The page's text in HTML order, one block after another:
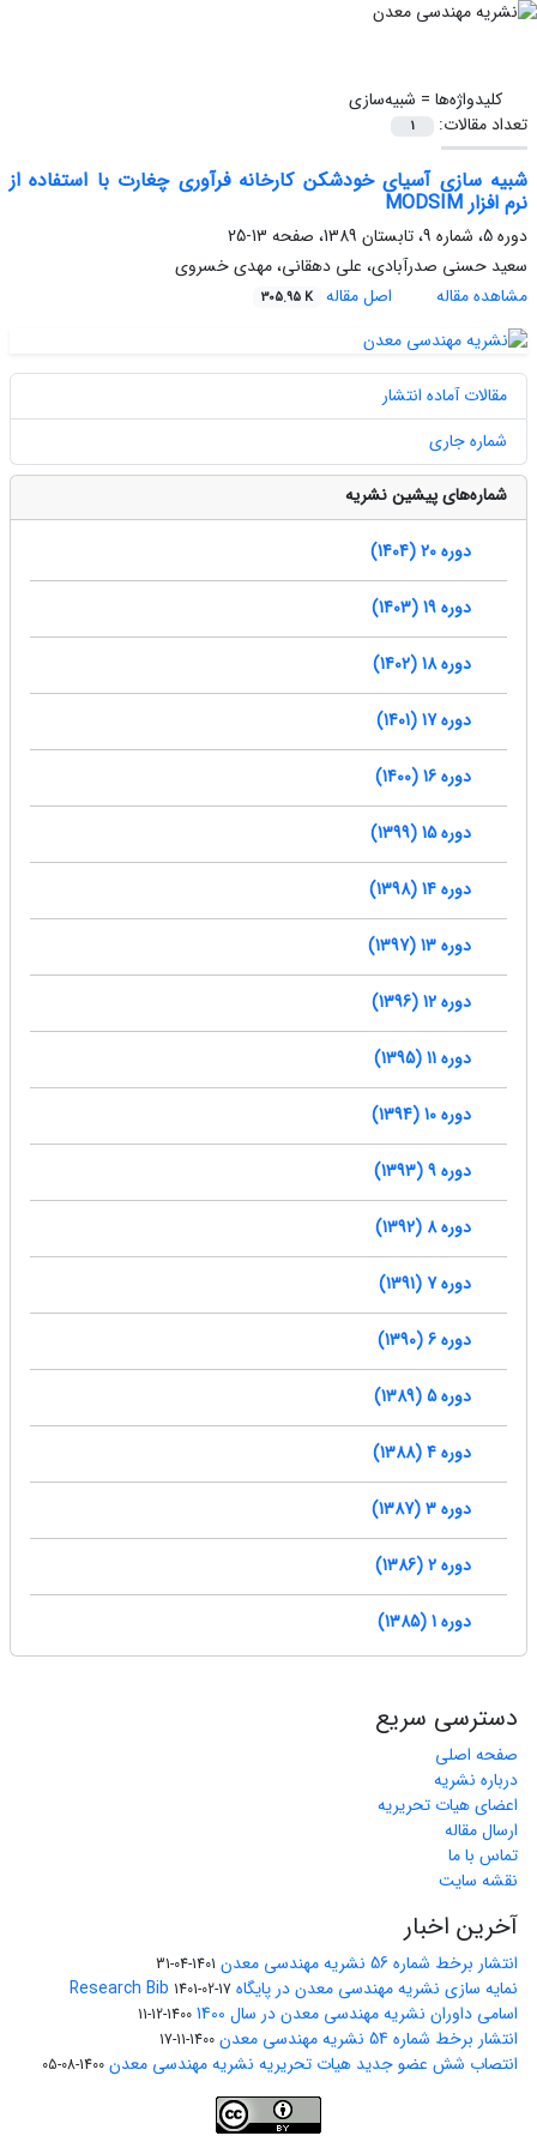
کلیدواژه‌ها = شبیه‌سازی
تعداد مقالات:
1
شبیه سازی آسیای خودشکن کارخانه فرآوری چغارت با استفاده از
نرم افزار MODSIM
دوره 5، شماره 9، تابستان 1389، صفحه
13-25
سعید حسنی صدرآبادی، علی دهقانی، مهدی خسروی
مشاهده مقاله
اصل مقاله 305.95 K
مقالات آماده انتشار
شماره جاری
شماره‌های پیشین نشریه
دوره 20 (1404)
دوره 19 (1403)
دوره 18 (1402)
دوره 17 (1401)
دوره 16 (1400)
دوره 15 (1399)
دوره 14 (1398)
دوره 13 (1397)
دوره 12 (1396)
دوره 11 (1395)
دوره 10 (1394)
دوره 9 (1393)
دوره 8 (1392)
دوره 7 (1391)
دوره 6 (1390)
دوره 5 (1389)
دوره 4 (1388)
دوره 3 (1387)
دوره 2 (1386)
دوره 1 (1385)
دسترسی سریع
صفحه اصلی
درباره نشریه
اعضای هیات تحریریه
ارسال مقاله
تماس با ما
نقشه سایت
آخرین اخبار
انتشار برخط شماره 56 نشریه مهندسی معدن 1401-04-31
نمایه سازی نشریه مهندسی معدن در پایگاه Research Bib 1401-02-17
اسامی داوران نشریه مهندسی معدن در سال 1400 1400-12-11
انتشار برخط شماره 54 نشریه مهندسی معدن 1400-11-17
انتصاب شش عضو جدید هیات تحریریه نشریه مهندسی معدن 1400-08-05